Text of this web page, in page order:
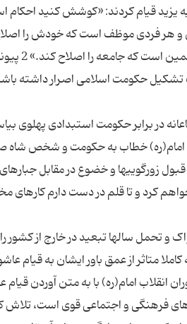
قیام کردند: «کوشش کنید احکام
هر فردی موظف است که خودش را
اصلاح
در برابر حکومت استبدادی پهلوی
امام(ره) خطاب به حکومت و شخص شاه
زورگوییها و خضوع در مقابل
کرد و تا قلم در دست دارم کارهای
و تحمل سالها تبعید در خارج از
متاثر از عمق باور ایشان به قیام
امام(ره) با به متن آوردن قیام
و اجتماعی قوی است، تلاش کرد